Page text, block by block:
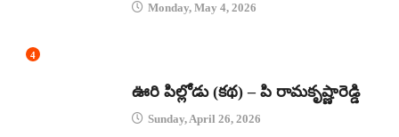
Monday, May 4, 2026
4
ఊరి పిల్లోడు (కథ) – పి రామకృష్ణారెడ్డి
Sunday, April 26, 2026